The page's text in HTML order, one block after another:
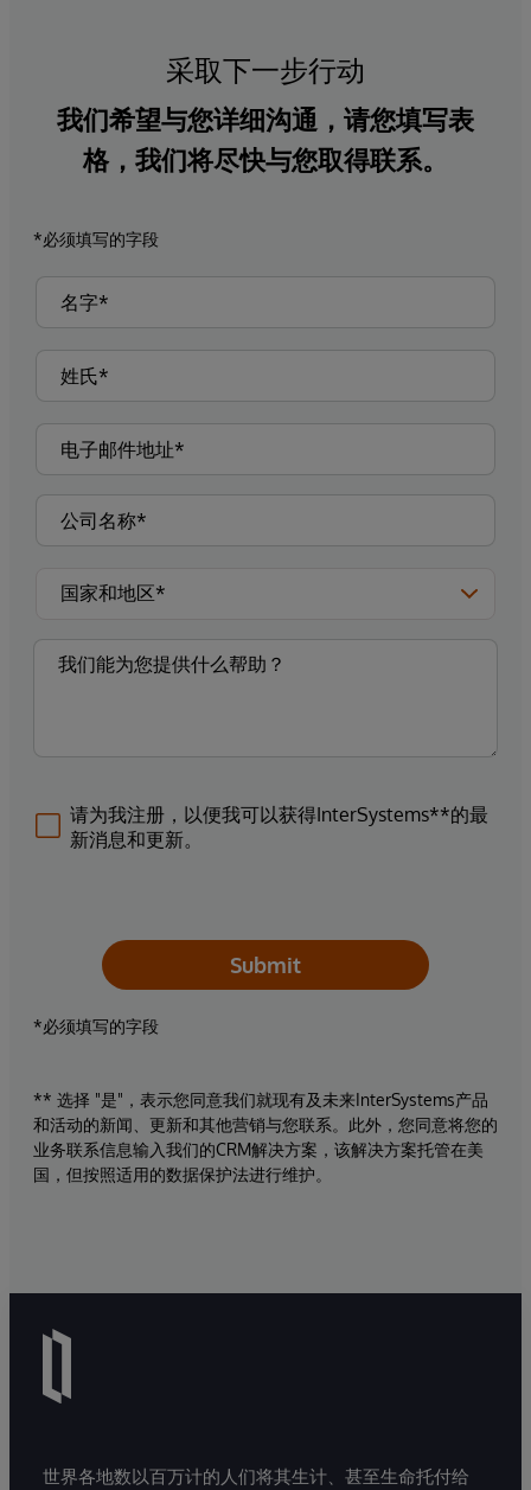
采取下一步行动
我们希望与您详细沟通，请您填写表
格，我们将尽快与您取得联系。
*必须填写的字段
请为我注册，以便我可以获得InterSystems**的最
新消息和更新。
Submit
*必须填写的字段
** 选择 "是"，表示您同意我们就现有及未来InterSystems产品
和活动的新闻、更新和其他营销与您联系。此外，您同意将您的
业务联系信息输入我们的CRM解决方案，该解决方案托管在美
国，但按照适用的数据保护法进行维护。
世界各地数以百万计的人们将其生计、甚至生命托付给